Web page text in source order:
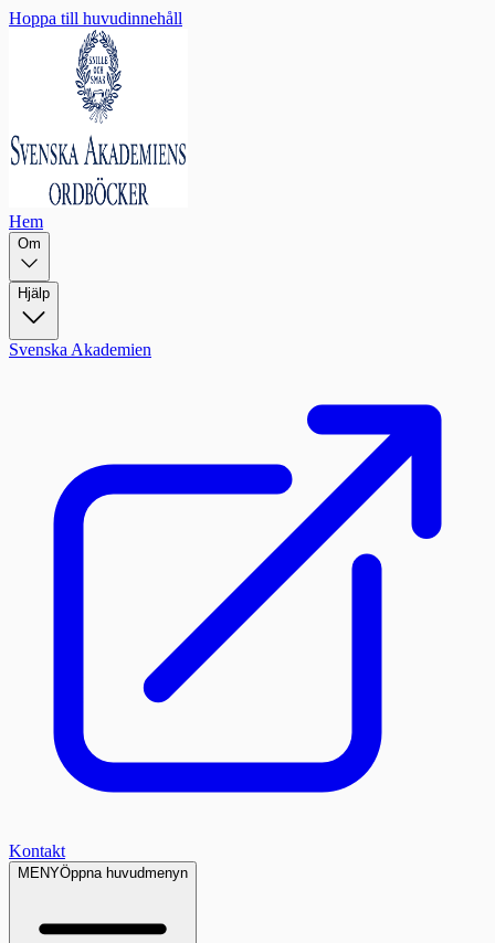
Hoppa till huvudinnehåll
Hem
Om
Hjälp
Svenska Akademien
Kontakt
MENYÖppna huvudmenyn